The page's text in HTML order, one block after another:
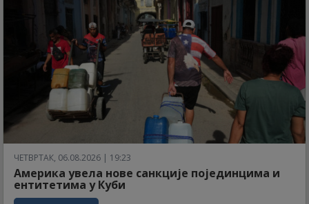
ЧЕТВРТАК, 06.08.2026 | 19:23
Америка увела нове санкције појединцима и
ентитетима у Куби